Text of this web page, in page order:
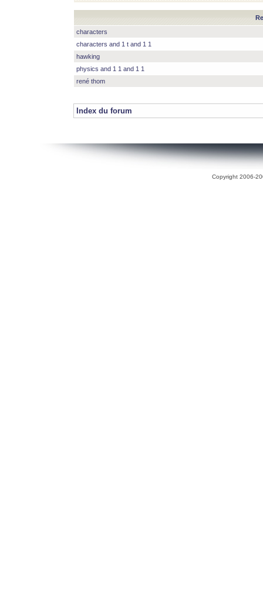
characters
characters and 1 t and 1 1
hawking
physics and 1 1 and 1 1
rené thom
Index du forum
Copyright 2006-